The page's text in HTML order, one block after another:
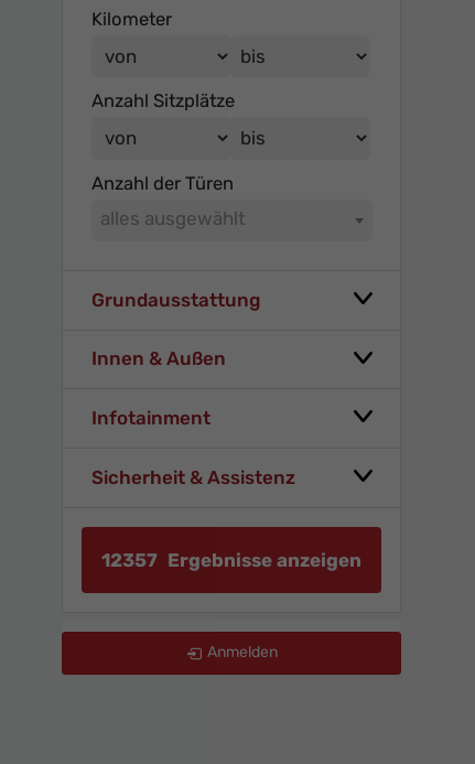
Kilometer
Anzahl Sitzplätze
Anzahl der Türen
alles ausgewählt
Grundausstattung
Innen & Außen
Infotainment
Sicherheit & Assistenz
12357 Ergebnisse anzeigen
Anmelden